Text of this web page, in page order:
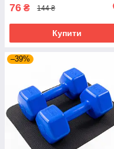
76 ₴ 144 ₴
Купити
–39%